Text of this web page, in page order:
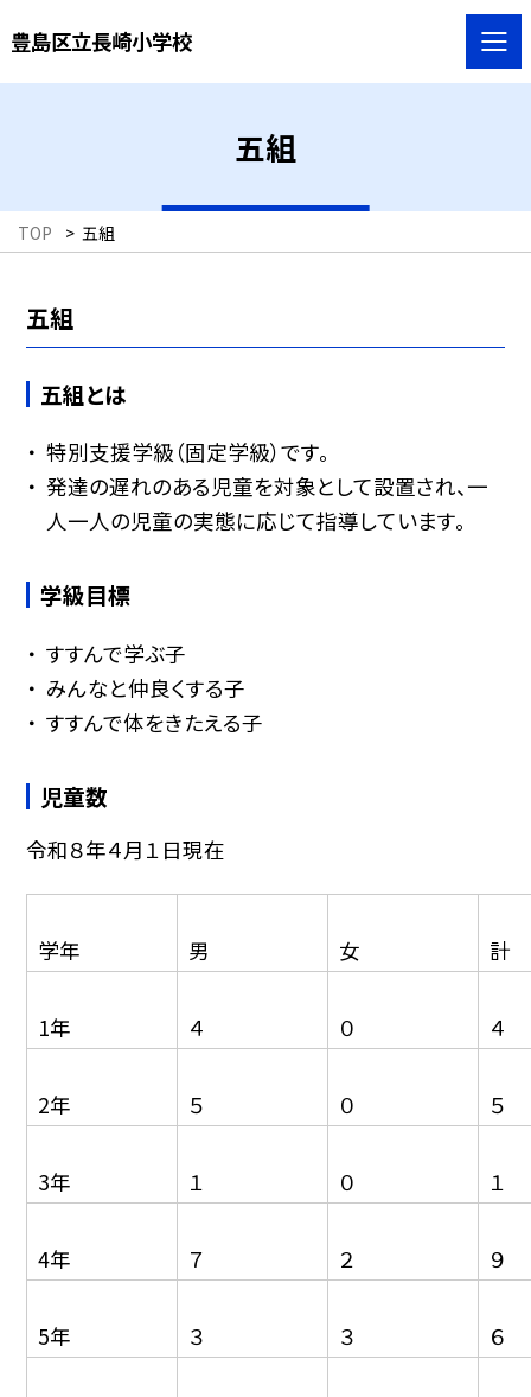
豊島区立長崎小学校
五組
TOP > 五組
五組
五組とは
特別支援学級（固定学級）です。
発達の遅れのある児童を対象として設置され、一
人一人の児童の実態に応じて指導しています。
学級目標
すすんで学ぶ子
みんなと仲良くする子
すすんで体をきたえる子
児童数
令和８年４月１日現在
学年 男 女 計
1年 ４ ０ ４
2年 ５ ０ ５
3年 １ ０ １
4年 ７ ２ ９
5年 ３ ３ ６